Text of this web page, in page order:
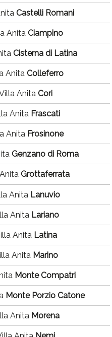
Castelli Romani
Anita Ciampino
Cisterna di Latina
AnitaColleferro
AnitaCori
Anita Frascati
Anita Frosinone
Genzano di Roma
AnitaGrottaferrata
Anita Lanuvio
Anita Lariano
Anita Latina
Anita Marino
Monte Compatri
Monte Porzio Catone
Anita Morena